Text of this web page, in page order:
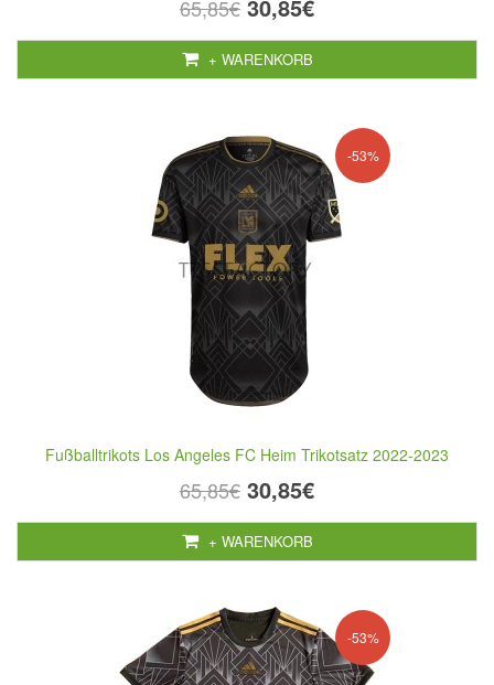
65,85€ 30,85€
+ WARENKORB
-53%
Fußballtrikots Los Angeles FC Heim Trikotsatz 2022-2023
65,85€ 30,85€
+ WARENKORB
-53%